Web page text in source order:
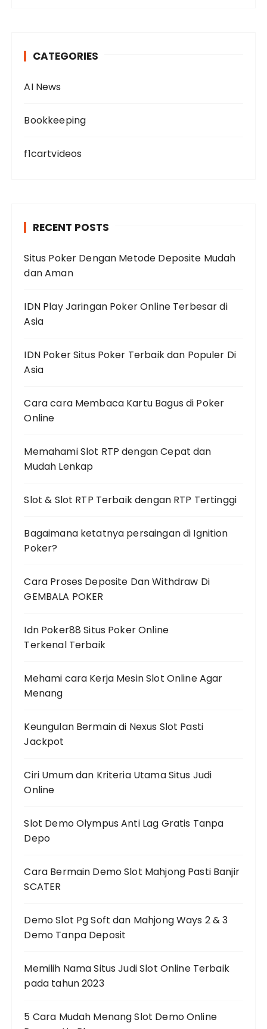
CATEGORIES
AI News
Bookkeeping
f1cartvideos
RECENT POSTS
Situs Poker Dengan Metode Deposite Mudah
dan Aman
IDN Play Jaringan Poker Online Terbesar di
Asia
IDN Poker Situs Poker Terbaik dan Populer Di
Asia
Cara cara Membaca Kartu Bagus di Poker
Online
Memahami Slot RTP dengan Cepat dan
Mudah Lenkap
Slot & Slot RTP Terbaik dengan RTP Tertinggi
Bagaimana ketatnya persaingan di Ignition
Poker?
Cara Proses Deposite Dan Withdraw Di
GEMBALA POKER
Idn Poker88 Situs Poker Online
Terkenal Terbaik
Mehami cara Kerja Mesin Slot Online Agar
Menang
Keungulan Bermain di Nexus Slot Pasti
Jackpot
Ciri Umum dan Kriteria Utama Situs Judi
Online
Slot Demo Olympus Anti Lag Gratis Tanpa
Depo
Cara Bermain Demo Slot Mahjong Pasti Banjir
SCATER
Demo Slot Pg Soft dan Mahjong Ways 2 & 3
Demo Tanpa Deposit
Memilih Nama Situs Judi Slot Online Terbaik
pada tahun 2023
5 Cara Mudah Menang Slot Demo Online